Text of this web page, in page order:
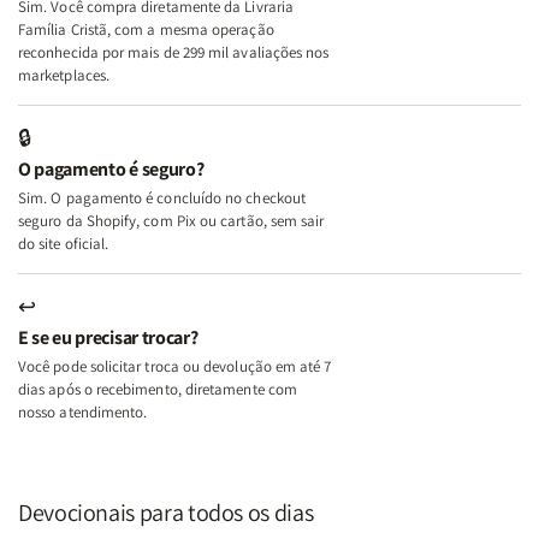
+
A
Mulher
Lar
+
A
Lar
Sim. Você compra diretamente da Livraria
Família Cristã, com a mesma operação
reconhecida por mais de 299 mil avaliações nos
marketplaces.
🔒
O pagamento é seguro?
Sim. O pagamento é concluído no checkout
seguro da Shopify, com Pix ou cartão, sem sair
do site oficial.
↩
E se eu precisar trocar?
Você pode solicitar troca ou devolução em até 7
dias após o recebimento, diretamente com
nosso atendimento.
Devocionais para todos os dias